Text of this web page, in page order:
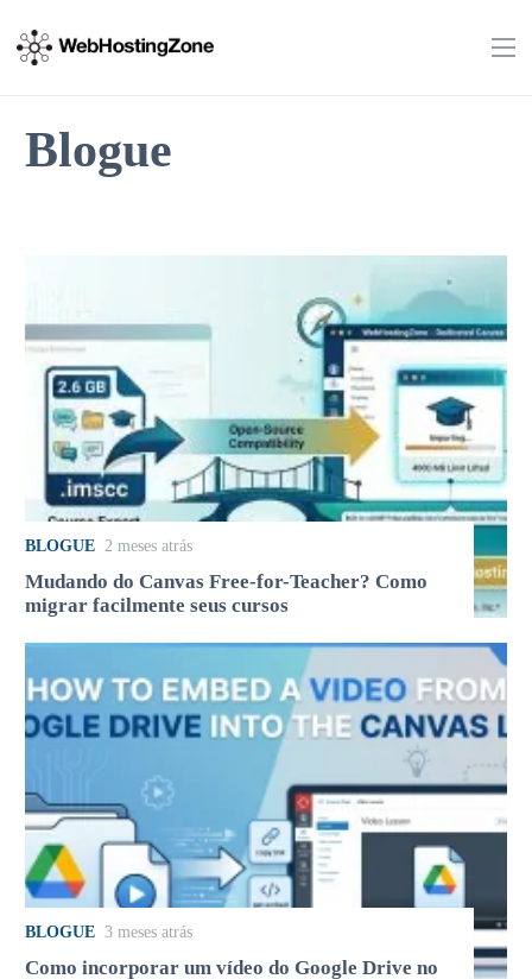
Blogue
BLOGUE 2 meses atrás
Mudando do Canvas Free-for-Teacher? Como
migrar facilmente seus cursos
BLOGUE 3 meses atrás
Como incorporar um vídeo do Google Drive no